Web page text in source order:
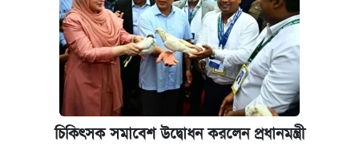
চিকিৎসক সমাবেশ উদ্বোধন করলেন প্রধানমন্ত্রী